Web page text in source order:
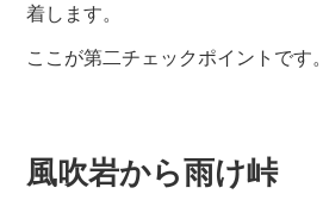
着します。
ここが第二チェックポイントです。
風吹岩から雨け峠